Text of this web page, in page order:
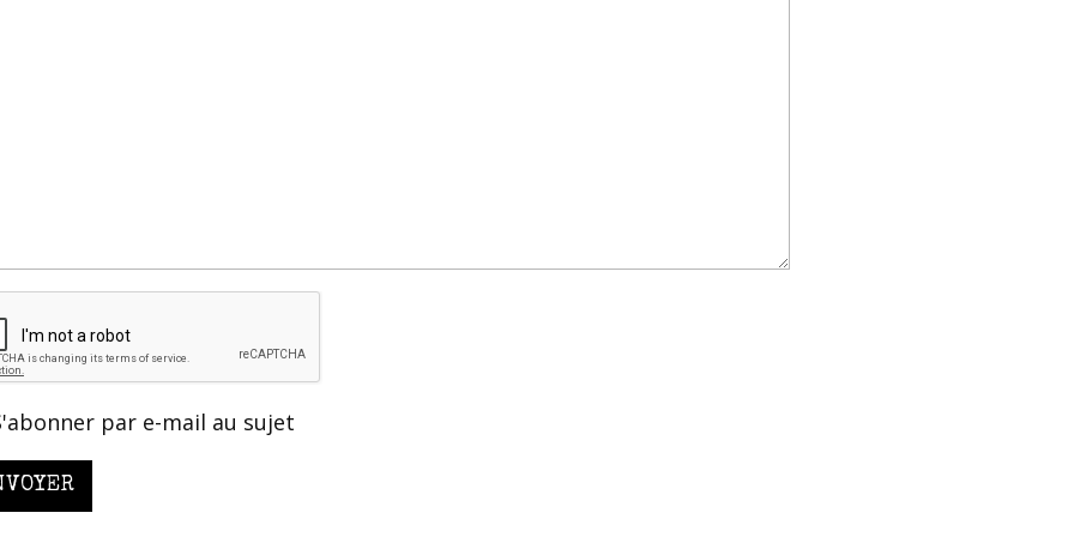
par e-mail au sujet